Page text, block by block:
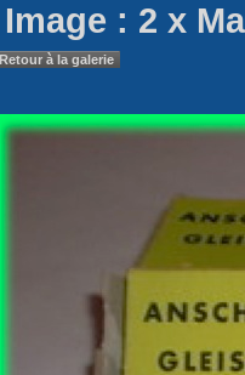
Image : 2 x
Retour à la galerie